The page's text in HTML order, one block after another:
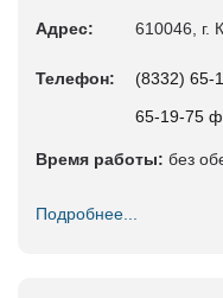
Адрес: 610046, г.
Телефон:
(8332) 65-
65-19-75
Время работы: без
Подробнее...